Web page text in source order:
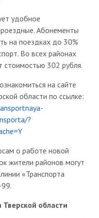
удобное
Абонементы
на поездках до 30%
Во всех районах
стоимостью 302 рубля.
на сайте
области по ссылке:
?
о работе новой
жители районов могут
«Транспорта
области